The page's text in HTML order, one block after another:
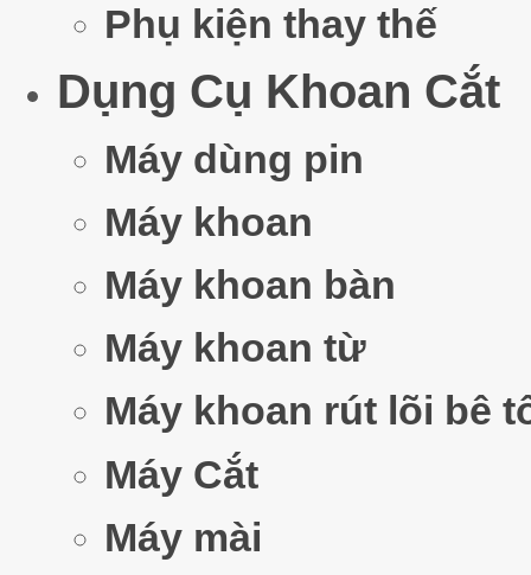
Phụ kiện thay thế
Dụng Cụ Khoan Cắt
Máy dùng pin
Máy khoan
Máy khoan bàn
Máy khoan từ
Máy khoan rút lõi bê
Máy Cắt
Máy mài